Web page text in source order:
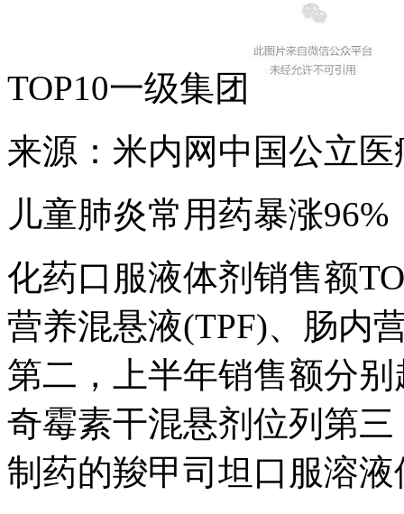
TOP10一级集团
来源：米内网中国公立
儿童肺炎常用药暴涨
化药口服液体剂销售额
营养混悬液(TPF)、肠内
第二，上半年销售额分
奇霉素干混悬剂位列第
制药的羧甲司坦口服溶